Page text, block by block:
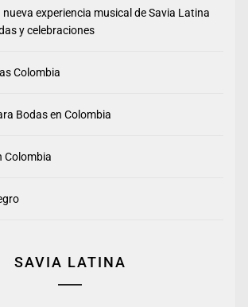
nueva experiencia musical de Savia Latina
y celebraciones
Colombia
Bodas en Colombia
Colombia
SAVIA LATINA